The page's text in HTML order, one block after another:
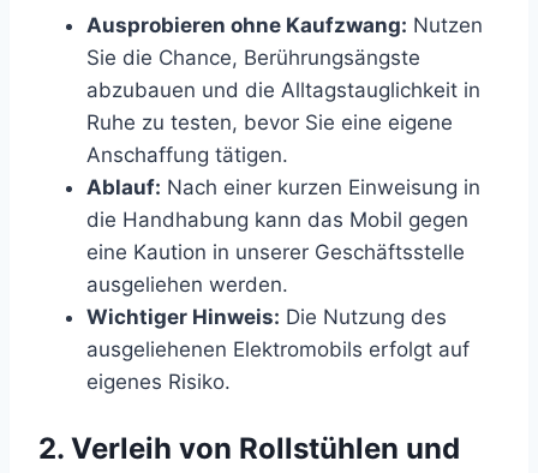
Ausprobieren ohne Kaufzwang: Nutzen
Sie die Chance, Berührungsängste
abzubauen und die Alltagstauglichkeit in
Ruhe zu testen, bevor Sie eine eigene
Anschaffung tätigen.
Ablauf: Nach einer kurzen Einweisung in
die Handhabung kann das Mobil gegen
eine Kaution in unserer Geschäftsstelle
ausgeliehen werden.
Wichtiger Hinweis: Die Nutzung des
ausgeliehenen Elektromobils erfolgt auf
eigenes Risiko.
2. Verleih von Rollstühlen und